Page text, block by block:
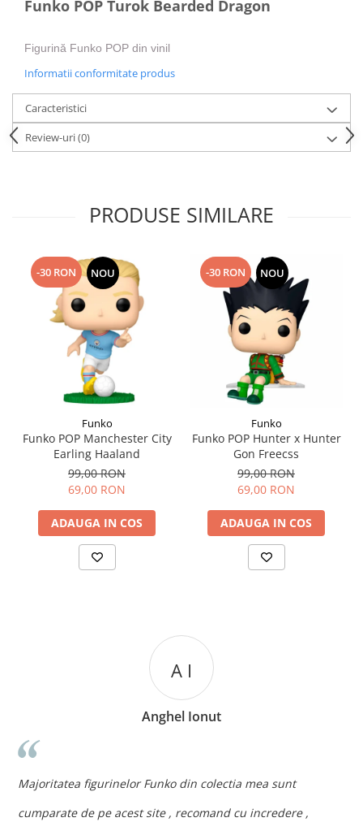
Funko POP Turok Bearded Dragon
Figurină Funko POP din vinil
Informatii conformitate produs
Caracteristici
Review-uri(0)
PRODUSE SIMILARE
-30 RON NOU
Funko
Funko POP Manchester City
Earling Haaland
99,00 RON
69,00 RON
ADAUGA IN COS
-30 RON NOU
Funko
Funko POP Hunter x Hunter
Gon Freecss
99,00 RON
69,00 RON
ADAUGA IN COS
A I
Anghel Ionut
Majoritatea figurinelor Funko din colectia mea sunt
cumparate de pe acest site , recomand cu incredere ,